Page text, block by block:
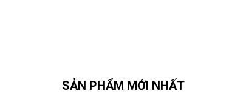
SẢN PHẨM MỚI NHẤT